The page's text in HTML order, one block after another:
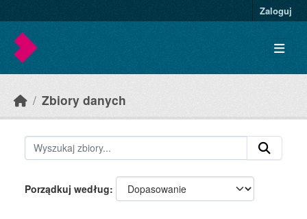
Zaloguj
Zbiory danych
Porządkuj według